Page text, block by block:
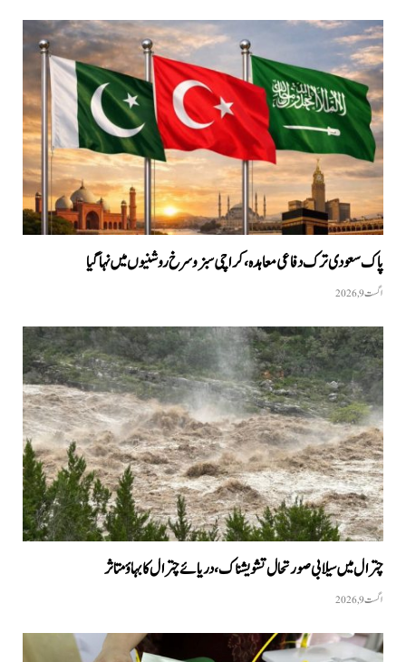
پاک سعودی ترک دفاعی معاہدہ، کراچی سبز و سرخ روشنیوں میں نہا گیا
اگست 9, 2026
چترال میں سیلابی صورتحال تشویشناک، دریائے چترال کا بہاؤ متاثر
اگست 9, 2026